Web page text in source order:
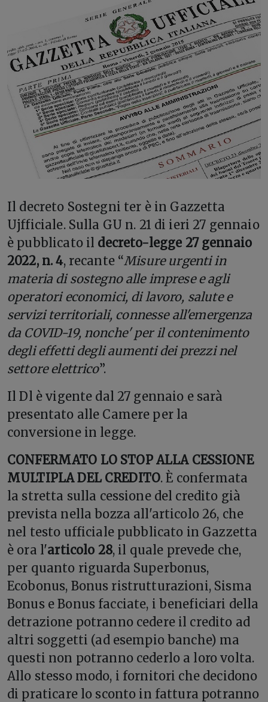
Il decreto Sostegni ter è in Gazzetta
Ujfficiale. Sulla GU n. 21 di ieri 27 gennaio
è pubblicato il decreto-legge 27 gennaio
2022, n. 4, recante “Misure urgenti in
materia di sostegno alle imprese e agli
operatori economici, di lavoro, salute e
servizi territoriali, connesse all'emergenza
da COVID-19, nonche' per il contenimento
degli effetti degli aumenti dei prezzi nel
settore elettrico”.
Il Dl è vigente dal 27 gennaio e sarà
presentato alle Camere per la
conversione in legge.
CONFERMATO LO STOP ALLA CESSIONE
MULTIPLA DEL CREDITO. È confermata
la stretta sulla cessione del credito già
prevista nella bozza all'articolo 26, che
nel testo ufficiale pubblicato in Gazzetta
è ora l'articolo 28, il quale prevede che,
per quanto riguarda Superbonus,
Ecobonus, Bonus ristrutturazioni, Sisma
Bonus e Bonus facciate, i beneficiari della
detrazione potranno cedere il credito ad
altri soggetti (ad esempio banche) ma
questi non potranno cederlo a loro volta.
Allo stesso modo, i fornitori che decidono
di praticare lo sconto in fattura potranno